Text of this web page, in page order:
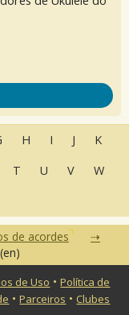
H I J
K
T U V
W
de acordes
(en)
de Uso •Política de
•Parceiros • Clubes